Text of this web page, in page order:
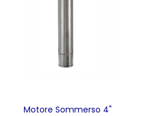
Motore Sommerso 4"